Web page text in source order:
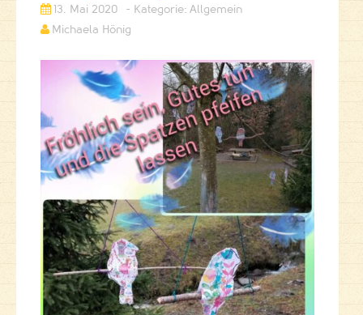
13. Mai 2020
Allgemein
Michaela Hönig